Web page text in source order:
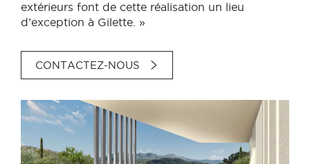
extérieurs font de cette réalisation un lieu
d’exception à Gilette. »
CONTACTEZ-NOUS